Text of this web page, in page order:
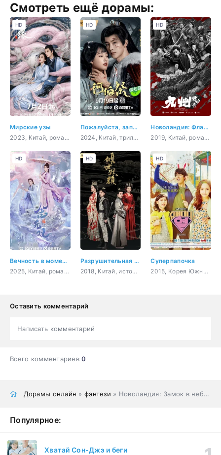
Смотреть ещё дорамы:
Мирские узы
2023, Китай, романтика, восточные единоборства, фэнтези
HD
Пожалуйста, запомни меня
2024, Китай, триллер, история, романтика, фэнтези
HD
Новоландия: Флаг орла
2019, Китай, романтика, восточные единоборства, фэнтези
HD
Вечность в моменте
2025, Китай, романтика, восточные единоборства, фэнтези
HD
Разрушительная красота
2018, Китай, история, романтика, фэнтези, политика
HD
Суперпапочка
2015, Корея Южная, комедия, романтика, драма, медицина
HD
Оставить комментарий
Написать комментарий
Всего комментариев0
Дорамы онлайн »фэнтези » Новоландия: Замок в небесах
Популярное:
Хватай Сон-Джэ и беги